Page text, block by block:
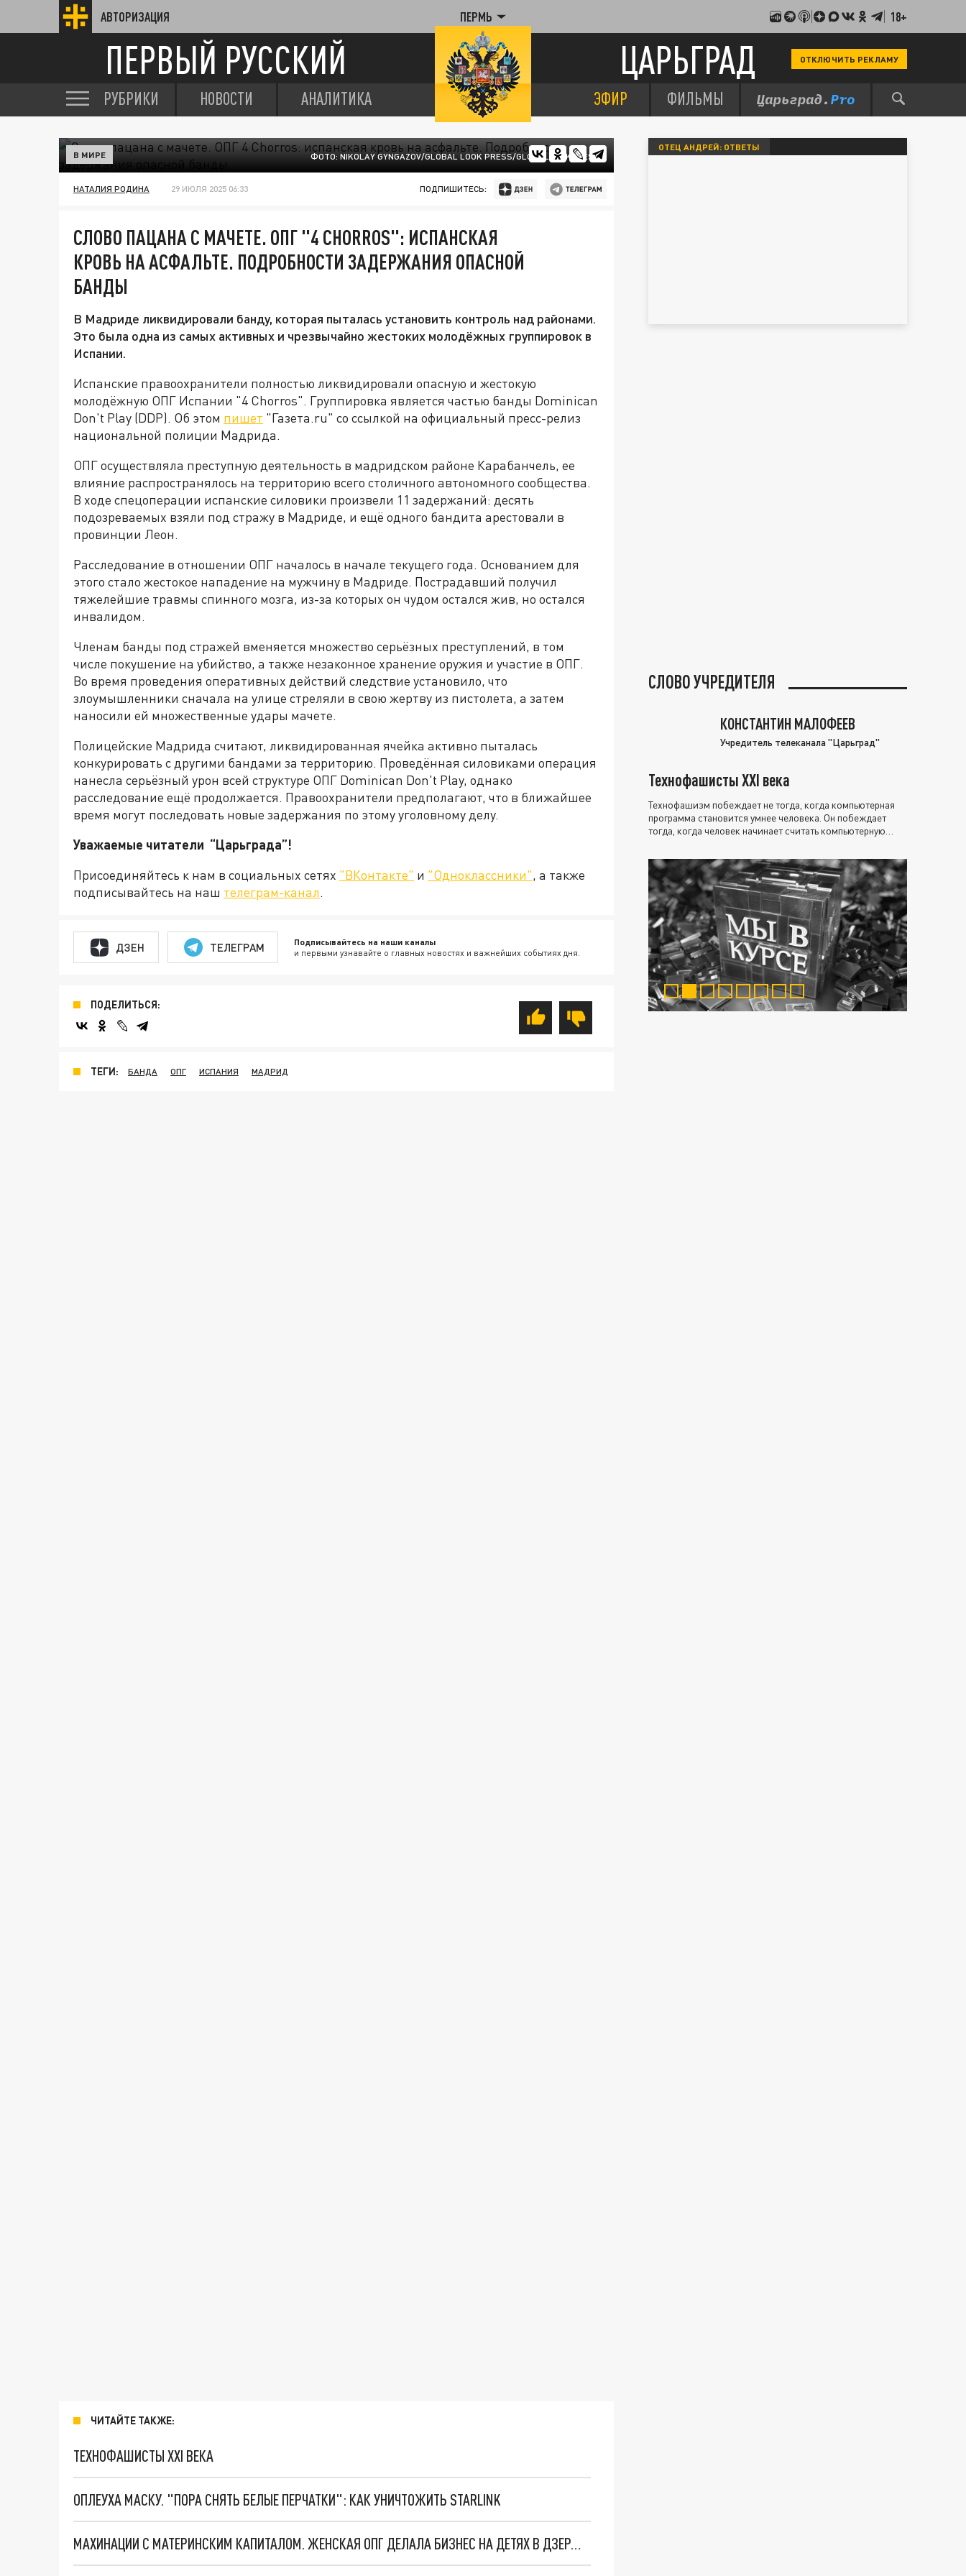
АВТОРИЗАЦИЯ ПЕРМЬ 18+
ПЕРВЫЙ РУССКИЙ ЦАРЬГРАД ОТКЛЮЧИТЬ РЕКЛАМУ
РУБРИКИ НОВОСТИ АНАЛИТИКА ЭФИР ФИЛЬМЫ
ФОТО: NIKOLAY GYNGAZOV/GLOBAL LOOK PRESS/GLOBALLOOKPRESS
В МИРЕ
НАТАЛИЯ РОДИНА 29 ИЮЛЯ 2025 06:33 ПОДПИШИТЕСЬ:
СЛОВО ПАЦАНА С МАЧЕТЕ. ОПГ "4 CHORROS": ИСПАНСКАЯ
КРОВЬ НА АСФАЛЬТЕ. ПОДРОБНОСТИ ЗАДЕРЖАНИЯ ОПАСНОЙ
БАНДЫ
В Мадриде ликвидировали банду, которая пыталась установить контроль над районами.
Это была одна из самых активных и чрезвычайно жестоких молодёжных группировок в
Испании.
Испанские правоохранители полностью ликвидировали опасную и жестокую
молодёжную ОПГ Испании "4 Chorros". Группировка является частью банды Dominican
Don't Play (DDP). Об этом пишет "Газета.ru" со ссылкой на официальный пресс-релиз
национальной полиции Мадрида.
ОПГ осуществляла преступную деятельность в мадридском районе Карабанчель, ее
влияние распространялось на территорию всего столичного автономного сообщества.
В ходе спецоперации испанские силовики произвели 11 задержаний: десять
подозреваемых взяли под стражу в Мадриде, и ещё одного бандита арестовали в
провинции Леон.
Расследование в отношении ОПГ началось в начале текущего года. Основанием для
этого стало жестокое нападение на мужчину в Мадриде. Пострадавший получил
тяжелейшие травмы спинного мозга, из-за которых он чудом остался жив, но остался
инвалидом.
Членам банды под стражей вменяется множество серьёзных преступлений, в том
числе покушение на убийство, а также незаконное хранение оружия и участие в ОПГ.
Во время проведения оперативных действий следствие установило, что
злоумышленники сначала на улице стреляли в свою жертву из пистолета, а затем
наносили ей множественные удары мачете.
Полицейские Мадрида считают, ликвидированная ячейка активно пыталась
конкурировать с другими бандами за территорию. Проведённая силовиками операция
нанесла серьёзный урон всей структуре ОПГ Dominican Don't Play, однако
расследование ещё продолжается. Правоохранители предполагают, что в ближайшее
время могут последовать новые задержания по этому уголовному делу.
Уважаемые читатели “Царьграда”!
Присоединяйтесь к нам в социальных сетях "ВКонтакте" и "Одноклассники", а также
подписывайтесь на наш телеграм-канал.
ДЗЕН ТЕЛЕГРАМ Подписывайтесь на наши каналы
и первыми узнавайте о главных новостях и важнейших событиях дня.
ПОДЕЛИТЬСЯ:
ТЕГИ: БАНДА ОПГ ИСПАНИЯ МАДРИД
ЧИТАЙТЕ ТАКЖЕ:
ТЕХНОФАШИСТЫ XXI ВЕКА
ОПЛЕУХА МАСКУ. "ПОРА СНЯТЬ БЕЛЫЕ ПЕРЧАТКИ": КАК УНИЧТОЖИТЬ STARLINK
МАХИНАЦИИ С МАТЕРИНСКИМ КАПИТАЛОМ. ЖЕНСКАЯ ОПГ ДЕЛАЛА БИЗНЕС НА ДЕТЯХ В ДЗЕРЖИНСКЕ: ДЕТАЛИ
ОТЕЦ АНДРЕЙ: ОТВЕТЫ
СЛОВО УЧРЕДИТЕЛЯ
КОНСТАНТИН МАЛОФЕЕВ
Учредитель телеканала "Царьград"
Технофашисты XXI века
Технофашизм побеждает не тогда, когда компьютерная
программа становится умнее человека. Он побеждает
тогда, когда человек начинает считать компьютерную